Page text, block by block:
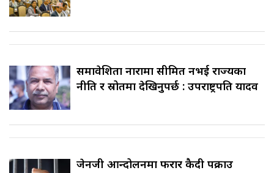
समावेशिता नारामा सीमित नभई राज्यका
नीति र स्रोतमा देखिनुपर्छ : उपराष्ट्रपति यादव
जेनजी आन्दोलनमा फरार कैदी पक्राउ